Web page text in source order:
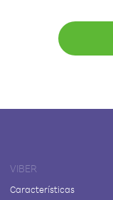
VIBER
Características